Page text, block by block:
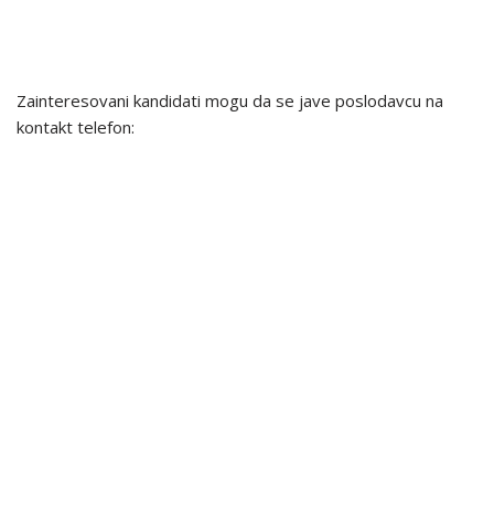
Zainteresovani kandidati mogu da se jave poslodavcu na
kontakt telefon: